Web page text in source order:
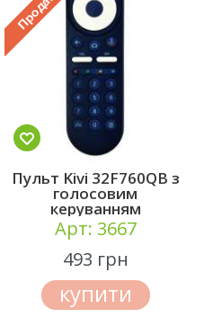
Пульт Kivi 32F760QB з
голосовим
керуванням
Арт: 3667
493 грн
купити